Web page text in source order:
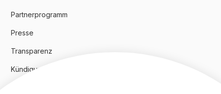
Partnerprogramm
Presse
Transparenz
Kündigungsindex 2024